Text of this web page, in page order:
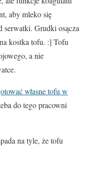
aby mleko się
serwatki. Grudki osącza
kostka tofu. :] Tofu
a nie
własne tofu w
do tego pracowni
na tyle, żetofu